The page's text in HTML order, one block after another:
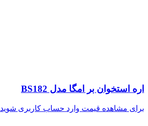
اره استخوان بر امگا مدل BS182
برای مشاهده قیمت وارد حساب کاربری شوید